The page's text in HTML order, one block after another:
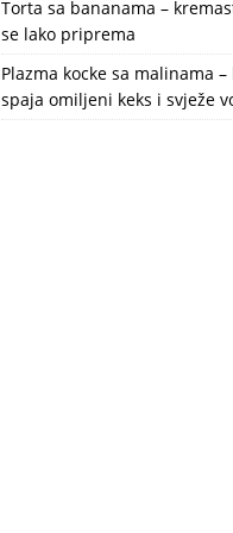
Torta sa bananama –
se lako priprema
Plazma kocke sa malinama
spaja omiljeni keks i svježe